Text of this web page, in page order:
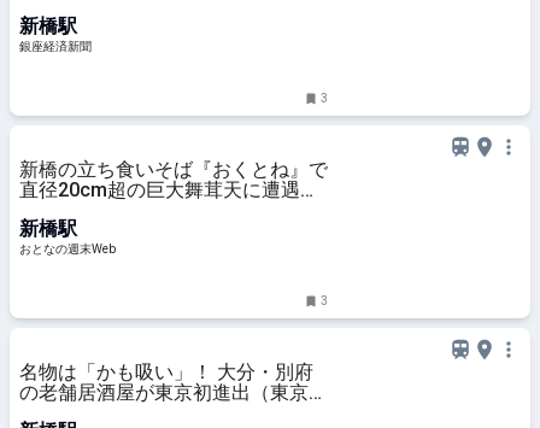
新橋駅
銀座経済新聞
3
新橋の立ち食いそば『おくとね』で
直径20cm超の巨大舞茸天に遭遇。
新橋駅
おとなの週末Web
3
名物は「かも吸い」！ 大分・別府
の老舗居酒屋が東京初進出（東京・